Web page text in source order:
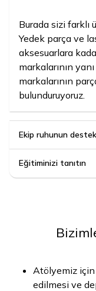
Burada sizi farklı
Yedek parça ve
aksesuarlara
markalarının
markalarının
bulunduruyoruz.
Ekip ruhunun
Eğitiminizi tanıtın
Atölyemiz için
edilmesi ve